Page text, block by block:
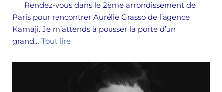
Rendez-vous dans le 2ème arrondissement de
Paris pour rencontrer Aurélie Grasso de l’agence
Kamaji. Je m’attends à pousser la porte d’un
grand… Tout lire